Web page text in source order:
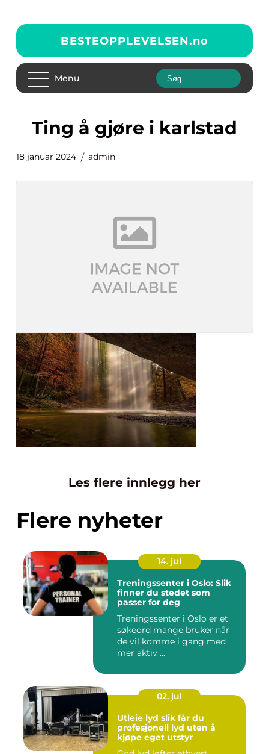
BESTEOPPLEVELSEN.no
Menu
ting å gjøre i karlstad
18 januar 2024 admin
Les flere innlegg her
Flere nyheter
14. jul
Treningssenter i Oslo: Slik
finner du stedet som
passer for deg
Treningssenter i Oslo er et
søkeord mange bruker når
de vil komme i gang med
mer aktiv ...
02. jul
Utleie lyd slik får du
profesjonell lyd uten å
kjøpe eget utstyr